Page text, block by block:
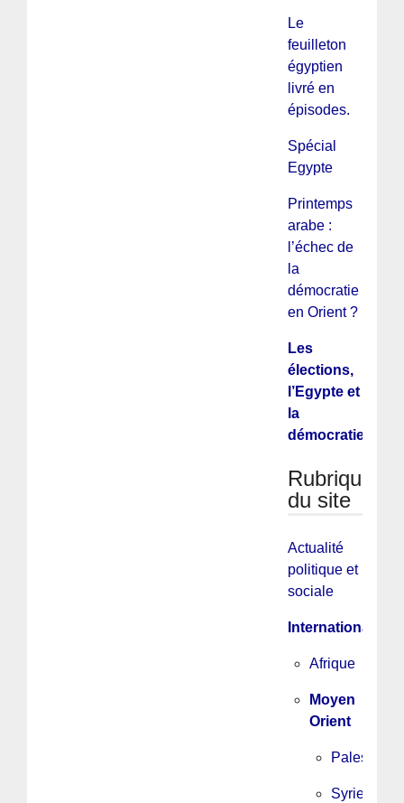
Le
feuilleton
égyptien
livré en
épisodes.
Spécial
Egypte
Printemps
arabe :
l’échec de
la
démocratie
en Orient ?
Les
élections,
l’Egypte et
la
démocratie
Rubriques
du site
Actualité
politique et
sociale
International
Afrique
Moyen
Orient
Palestine
Syrie